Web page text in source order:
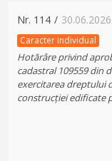
Nr. 114 / 30.06.2026
Caracter individual
Hotărâre privind
cadastral 109559 din
exercitarea dreptului
construcției edificate